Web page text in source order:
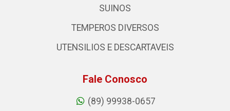
SUINOS
TEMPEROS DIVERSOS
UTENSILIOS E DESCARTAVEIS
Fale Conosco
(89) 99938-0657